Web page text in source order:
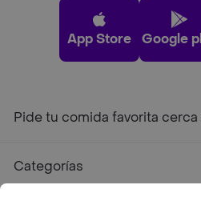
App Store Google
Pide tu comida favorita cerca
Categorías